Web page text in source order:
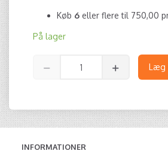
Køb 6 eller flere til 750,00
På lager
Læg
INFORMATIONER